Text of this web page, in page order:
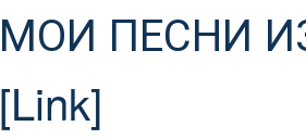
МОИ ПЕСНИ
[Link]